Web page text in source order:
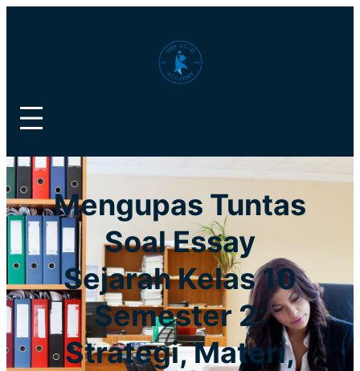
Mengupas Tuntas
Soal Essay
Sejarah Kelas 10
Semester 2:
Strategi, Materi,